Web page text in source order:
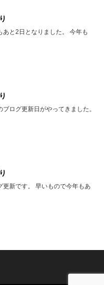
あと2日となりました。 今年も
ログ更新日がやってきました。
更新です。 早いもので今年もあ